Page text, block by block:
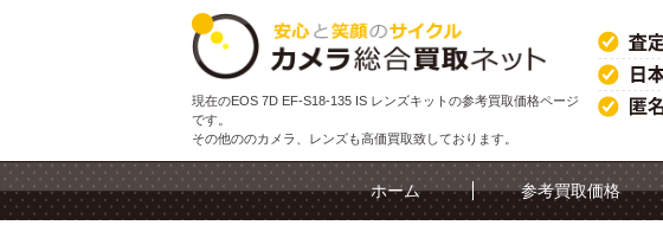
現在のEOS 7D EF-S18-135 IS レンズキットの参考買取価格ページ
です。
その他ののカメラ、レンズも高価買取致しております。
ホーム 参考買取価格